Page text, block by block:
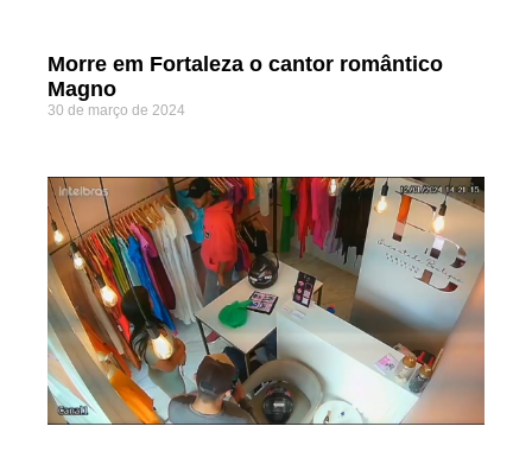
Morre em Fortaleza o cantor romântico
Magno
30 de março de 2024